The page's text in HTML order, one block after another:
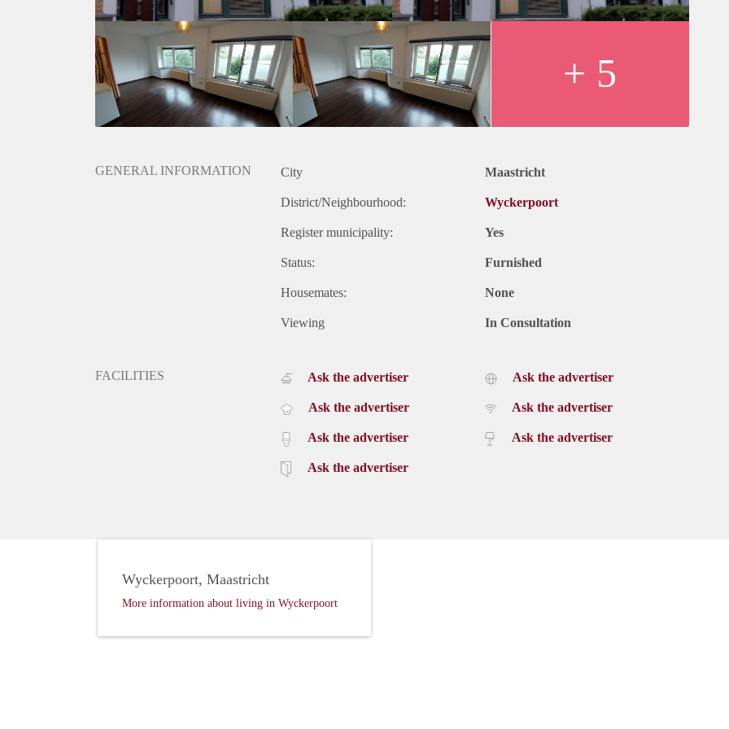
+ 5
GENERAL INFORMATION City Maastricht
District/Neighbourhood: Wyckerpoort
Register municipality: Yes
Status: Furnished
Housemates: None
Viewing In Consultation
FACILITIES Ask the advertiser
Ask the advertiser
Ask the advertiser
Ask the advertiser
Ask the advertiser
Ask the advertiser
Ask the advertiser
Wyckerpoort, Maastricht
More information about living in Wyckerpoort